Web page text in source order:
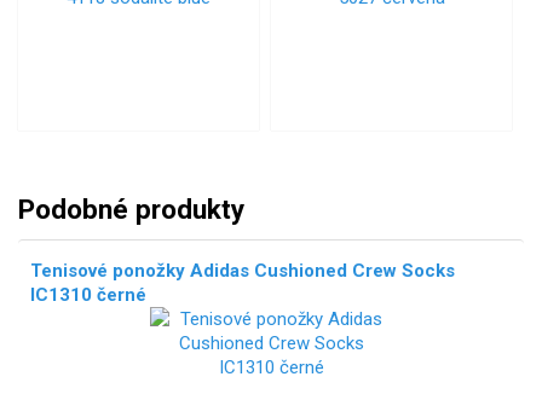
Podobné produkty
Tenisové ponožky Adidas Cushioned Crew Socks
IC1310 černé